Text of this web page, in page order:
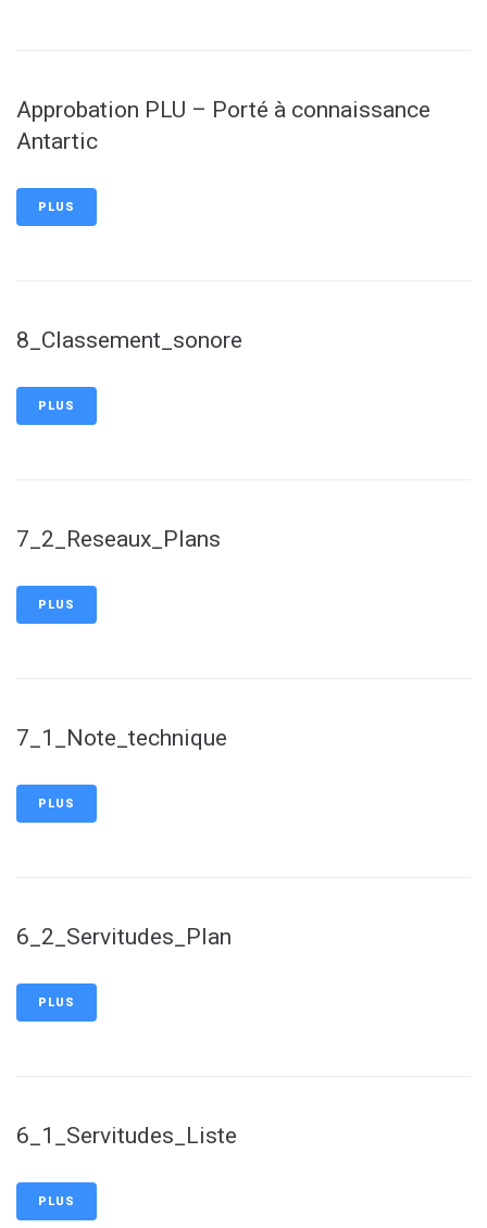
Approbation PLU – Porté à connaissance
Antartic
PLUS
8_Classement_sonore
PLUS
7_2_Reseaux_Plans
PLUS
7_1_Note_technique
PLUS
6_2_Servitudes_Plan
PLUS
6_1_Servitudes_Liste
PLUS